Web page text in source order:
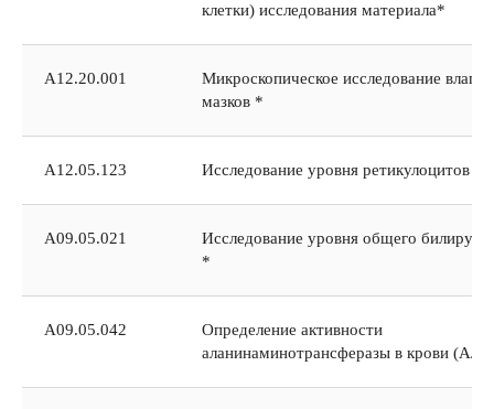
клетки) исследования материала*
A12.20.001
Микроскопическое исследование
мазков *
А12.05.123 Исследование уровня ретикулоцитов в
А09.05.021
Исследование уровня общего
*
А09.05.042
Определение активности
аланинаминотрансферазы в крови